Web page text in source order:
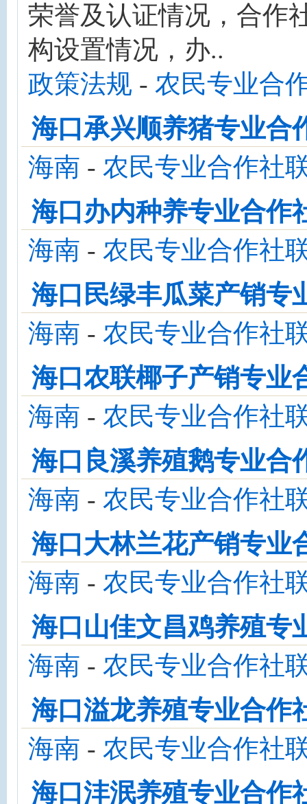
荣誉及认证情况，合作
构设置情况，办..
政策法规 - 农民专业合
海口承兴顺养猪专业合
海南 - 农民专业合作社
海口办内种养专业合作
海南 - 农民专业合作社
海口民绿丰瓜菜产销专
海南 - 农民专业合作社
海口农联椰子产销专业
海南 - 农民专业合作社
海口良溪养殖鹅专业合
海南 - 农民专业合作社
海口大林兰花产销专业
海南 - 农民专业合作社
海口山佳文昌鸡养殖专
海南 - 农民专业合作社
海口溢龙养殖专业合作
海南 - 农民专业合作社
海口沣泯养殖专业合作